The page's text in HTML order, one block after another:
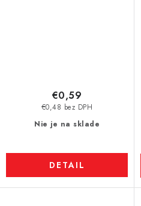
Nie je na sklade
€0,48 bez DPH
€0,59
DETAIL